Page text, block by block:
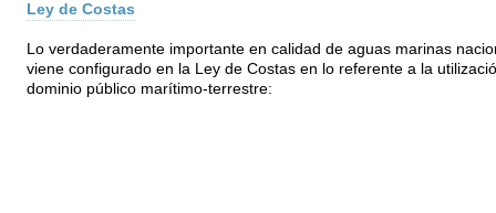
Ley de Costas
Lo verdaderamente importante en calidad de aguas marinas
viene configurado en la Ley de Costas en lo referente a la
dominio público marítimo-terrestre: